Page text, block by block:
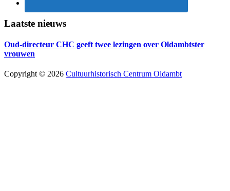
Laatste nieuws
Oud-directeur CHC geeft twee lezingen over Oldambtster
vrouwen
Copyright © 2026 Cultuurhistorisch Centrum Oldambt